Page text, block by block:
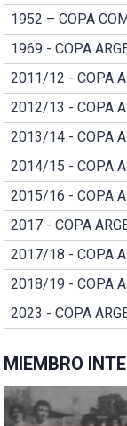
1952 – COPA
1969 - COPA
2011/12 - COPA
2012/13 - COPA
2013/14 - COPA
2014/15 - COPA
2015/16 - COPA
2017 - COPA
2017/18 - COPA
2018/19 - COPA
2023 - COPA
MIEMBRO